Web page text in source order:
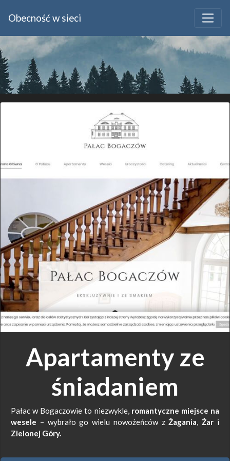
Obecność w sieci
Apartamenty ze
śniadaniem
Pałac w Bogaczowie to niezwykle, romantyczne miejsce na
wesele – wybrało go wielu nowożeńców zŻagania,Żar i
Zielonej Góry.